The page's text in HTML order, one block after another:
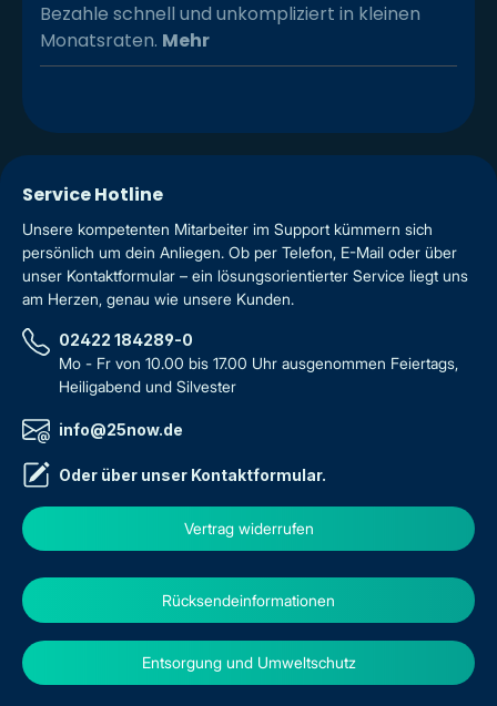
Bezahle schnell und unkompliziert in kleinen
Monatsraten. Mehr
Service Hotline
Unsere kompetenten Mitarbeiter im Support kümmern sich
persönlich um dein Anliegen. Ob per Telefon, E-Mail oder über
unser Kontaktformular – ein lösungsorientierter Service liegt uns
am Herzen, genau wie unsere Kunden.
02422 184289-0
Mo - Fr von 10.00 bis 17.00 Uhr ausgenommen Feiertags,
Heiligabend und Silvester
info@25now.de
Oder über unser Kontaktformular.
Vertrag widerrufen
Rücksendeinformationen
Entsorgung und Umweltschutz